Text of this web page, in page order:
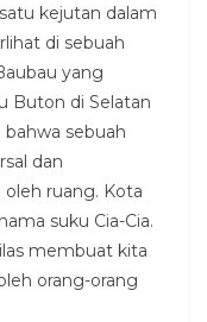
kejutan dalam
di sebuah
yang
Buton di Selatan
sebuah
dan
ruang. Kota
suku Cia-Cia.
membuat kita
orang-orang